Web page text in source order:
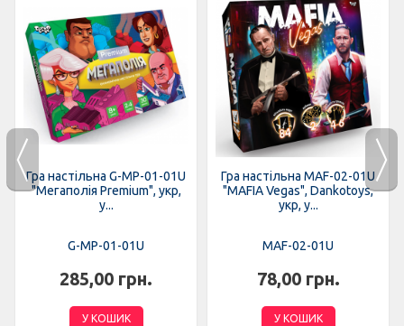
Гра настільна G-MP-01-01U
"Мегаполія Premium", укр,
у...
G-MP-01-01U
285,00 грн.
У КОШИК
Гра настільна MAF-02-01U
"MAFIA Vegas", Dankotoys,
укр, у...
MAF-02-01U
78,00 грн.
У КОШИК